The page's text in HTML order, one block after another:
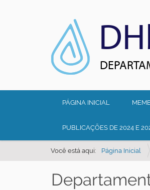
e
PÁGINA INICIAL
PUBLICAÇÕES DE 2024 E
Você está aqui: Página Inicial